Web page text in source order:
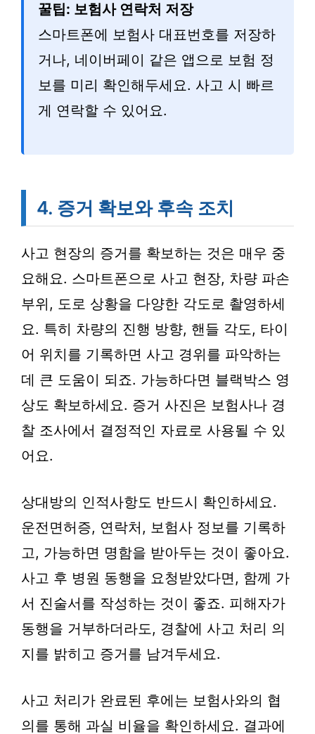
꿀팁: 보험사 연락처 저장
스마트폰에 보험사 대표번호를 저장하
거나, 네이버페이 같은 앱으로 보험 정
보를 미리 확인해두세요. 사고 시 빠르
게 연락할 수 있어요.
4. 증거 확보와 후속 조치
사고 현장의 증거를 확보하는 것은 매우 중
요해요. 스마트폰으로 사고 현장, 차량 파손
부위, 도로 상황을 다양한 각도로 촬영하세
요. 특히 차량의 진행 방향, 핸들 각도, 타이
어 위치를 기록하면 사고 경위를 파악하는
데 큰 도움이 되죠. 가능하다면 블랙박스 영
상도 확보하세요. 증거 사진은 보험사나 경
찰 조사에서 결정적인 자료로 사용될 수 있
어요.
상대방의 인적사항도 반드시 확인하세요.
운전면허증, 연락처, 보험사 정보를 기록하
고, 가능하면 명함을 받아두는 것이 좋아요.
사고 후 병원 동행을 요청받았다면, 함께 가
서 진술서를 작성하는 것이 좋죠. 피해자가
동행을 거부하더라도, 경찰에 사고 처리 의
지를 밝히고 증거를 남겨두세요.
사고 처리가 완료된 후에는 보험사와의 협
의를 통해 과실 비율을 확인하세요. 결과에